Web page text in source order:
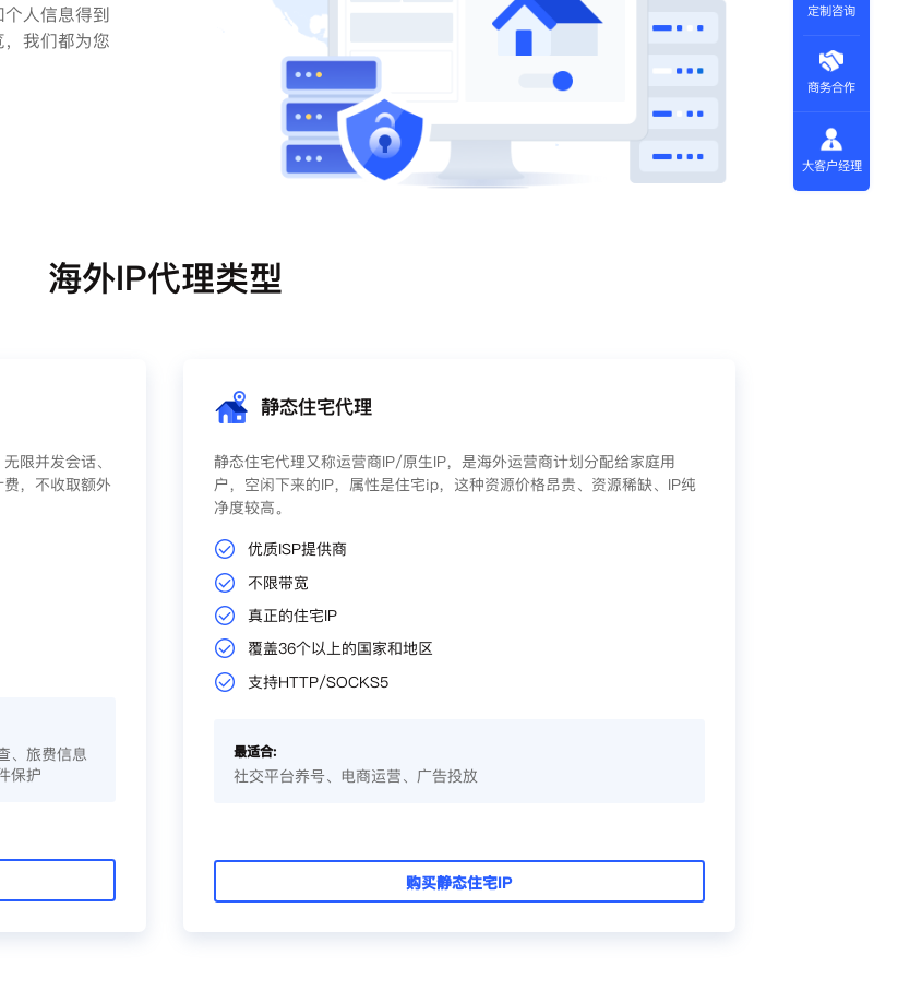
人信息得到
我们都为您
海外IP代理类型
限并发会话、
，不收取额外
、旅费信息
保护
静态住宅代理
静态住宅代理又称运营商IP/原生IP，是海外运营商计划分配给家庭用
户，空闲下来的IP，属性是住宅ip，这种资源价格昂贵、资源稀缺、IP纯
净度较高。
优质ISP提供商
不限带宽
真正的住宅IP
覆盖36个以上的国家和地区
支持HTTP/SOCKS5
最适合:
社交平台养号、电商运营、广告投放
购买静态住宅IP
定制咨询
商务合作
大客户经理